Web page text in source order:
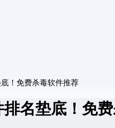
！免费杀毒软件推荐
名垫底！免